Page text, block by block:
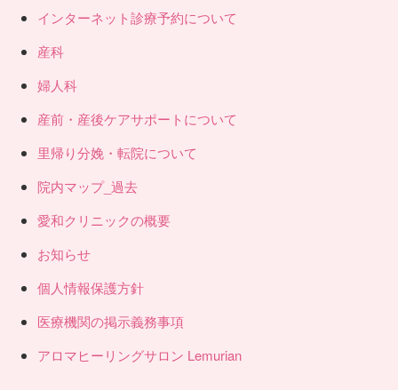
インターネット診療予約について
産科
婦人科
産前・産後ケアサポートについて
里帰り分娩・転院について
院内マップ_過去
愛和クリニックの概要
お知らせ
個人情報保護方針
医療機関の掲示義務事項
アロマヒーリングサロン Lemurian